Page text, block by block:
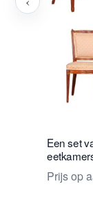
Een set
Prijs op